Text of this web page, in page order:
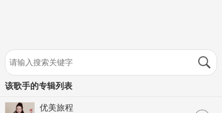
该歌手的专辑列表
优美旅程